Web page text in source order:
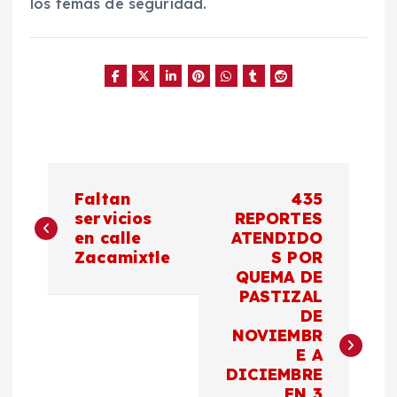
a
Faltan
servicios
en calle
Zacamixtle
435
REPORTES
ATENDIDO
S POR
QUEMA DE
PASTIZAL
DE
NOVIEMBR
E A
DICIEMBRE